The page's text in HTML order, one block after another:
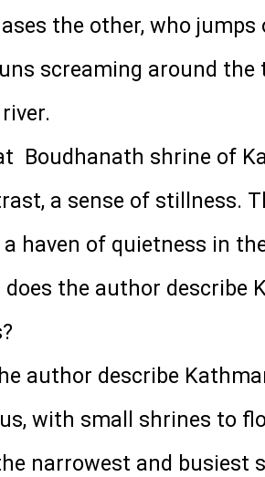
the other, who
screaming around the
Boudhanath shrine of
a sense of stillness.
haven of quietness in
does the author describe
author describe
with small shrines to
narrowest and busiest